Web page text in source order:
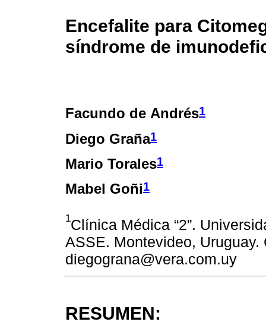
Encefalite para
síndrome de
Facundo de Andrés1
Diego Graña1
Mario Torales1
Mabel Goñi1
1Clínica Médica “2”.
ASSE. Montevideo,
diegograna@vera.com.uy
RESUMEN: